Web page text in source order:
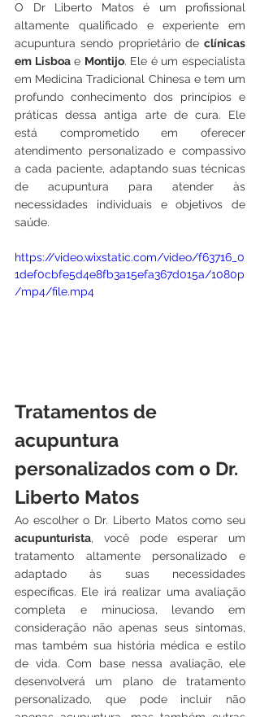
O Dr Liberto Matos é um profissional
altamente qualificado e experiente em
acupuntura sendo proprietário de clínicas
em Lisboa e Montijo. Ele é um especialista
em Medicina Tradicional Chinesa e tem um
profundo conhecimento dos princípios e
práticas dessa antiga arte de cura. Ele
está comprometido em oferecer
atendimento personalizado e compassivo
a cada paciente, adaptando suas técnicas
de acupuntura para atender às
necessidades individuais e objetivos de
saúde.
https://video.wixstatic.com/video/f63716_0
1def0cbfe5d4e8fb3a15efa367d015a/1080p
/mp4/file.mp4
Tratamentos de
acupuntura
personalizados com o Dr.
Liberto Matos
acupunturista, você pode esperar um
tratamento altamente personalizado e
adaptado às suas necessidades
específicas. Ele irá realizar uma avaliação
completa e minuciosa, levando em
consideração não apenas seus sintomas,
mas também sua história médica e estilo
de vida. Com base nessa avaliação, ele
desenvolverá um plano de tratamento
personalizado, que pode incluir não